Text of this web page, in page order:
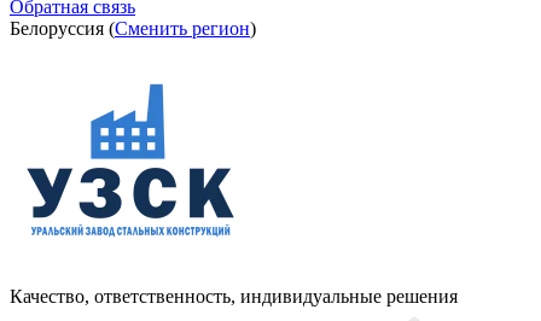
Обратная связь
Белоруссия (Сменить регион)
Качество, ответственность, индивидуальные решения